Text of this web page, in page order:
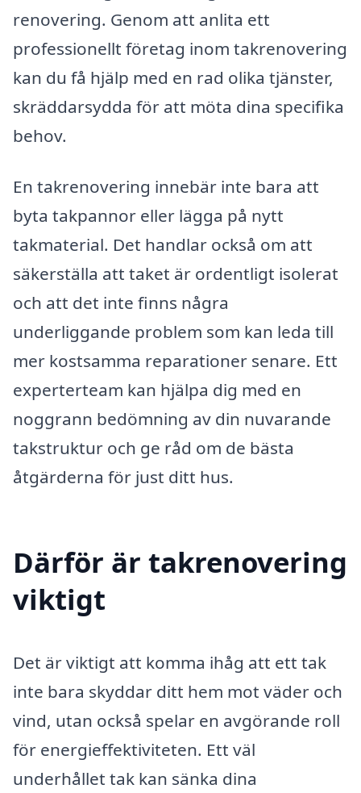
renovering. Genom att anlita ett
professionellt företag inom takrenovering
kan du få hjälp med en rad olika tjänster,
skräddarsydda för att möta dina specifika
behov.
En takrenovering innebär inte bara att
byta takpannor eller lägga på nytt
takmaterial. Det handlar också om att
säkerställa att taket är ordentligt isolerat
och att det inte finns några
underliggande problem som kan leda till
mer kostsamma reparationer senare. Ett
experterteam kan hjälpa dig med en
noggrann bedömning av din nuvarande
takstruktur och ge råd om de bästa
åtgärderna för just ditt hus.
Därför är takrenovering
viktigt
Det är viktigt att komma ihåg att ett tak
inte bara skyddar ditt hem mot väder och
vind, utan också spelar en avgörande roll
för energieffektiviteten. Ett väl
underhållet tak kan sänka dina